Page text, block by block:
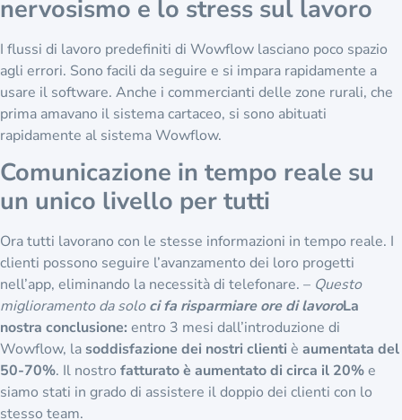
Wowflow ha “sradicato” il
nervosismo e lo stress sul lavoro
I flussi di lavoro predefiniti di Wowflow lasciano poco spazio
agli errori. Sono facili da seguire e si impara rapidamente a
usare il software. Anche i commercianti delle zone rurali, che
rapidamente al sistema Wowflow.
Comunicazione in tempo reale su
un unico livello per tutti
Ora tutti lavorano con le stesse informazioni in tempo reale. I
clienti possono seguire l’avanzamento dei loro progetti
nell’app, eliminando la necessità di telefonare. –Questo
miglioramento da soloci fa risparmiare ore di lavoroLa
nostra conclusione:entro 3 mesi dall’introduzione di
Wowflow, la soddisfazione dei nostri clienti èaumentata del
50-70%. Il nostro